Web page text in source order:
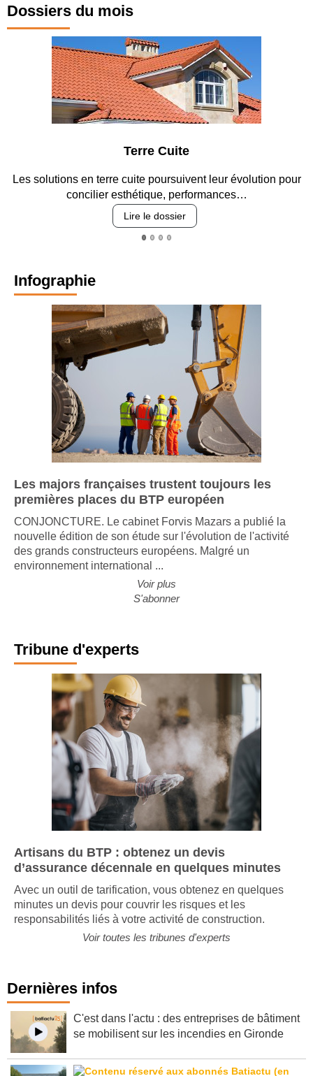
Dossiers du mois
terre cuite poursuivent leur évolution pour
esthétique, performances…
Entre
Infographie
Les majors françaises trustent toujours les
premières places du BTP européen
CONJONCTURE. Le cabinet Forvis Mazars a publié la
nouvelle édition de son étude sur l'évolution de l'activité
des grands constructeurs européens. Malgré un
environnement international ...
Voir plus
S'abonner
Tribune d'experts
Artisans du BTP : obtenez un devis
d’assurance décennale en quelques minutes
Avec un outil de tarification, vous obtenez en quelques
minutes un devis pour couvrir les risques et les
responsabilités liés à votre activité de construction.
Voir toutes les tribunes d'experts
Dernières infos
C'est dans l'actu : des entreprises de bâtiment
se mobilisent sur les incendies en Gironde